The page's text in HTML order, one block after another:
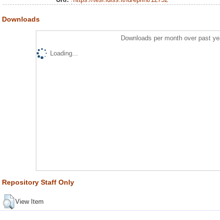
Downloads
Downloads per month over past
Loading...
Repository Staff Only
View Item